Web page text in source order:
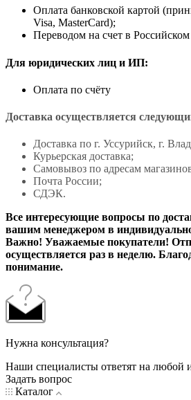
Оплата банковской картой
Visa, MasterCard);
Переводом на счет в
Для юридических лиц и ИП:
Оплата по счёту
Доставка осуществляется
Доставка по г. Уссурийск, г.
Курьерская доставка;
Самовывоз по адресам
Почта России;
СДЭК.
Все интересующие вопросы по
вашим менеджером в
Важно! Уважаемые покупатели!
осуществляется раз в неделю.
понимание.
Нужна консультация?
Наши специалисты ответят на любой
Задать вопрос
Каталог